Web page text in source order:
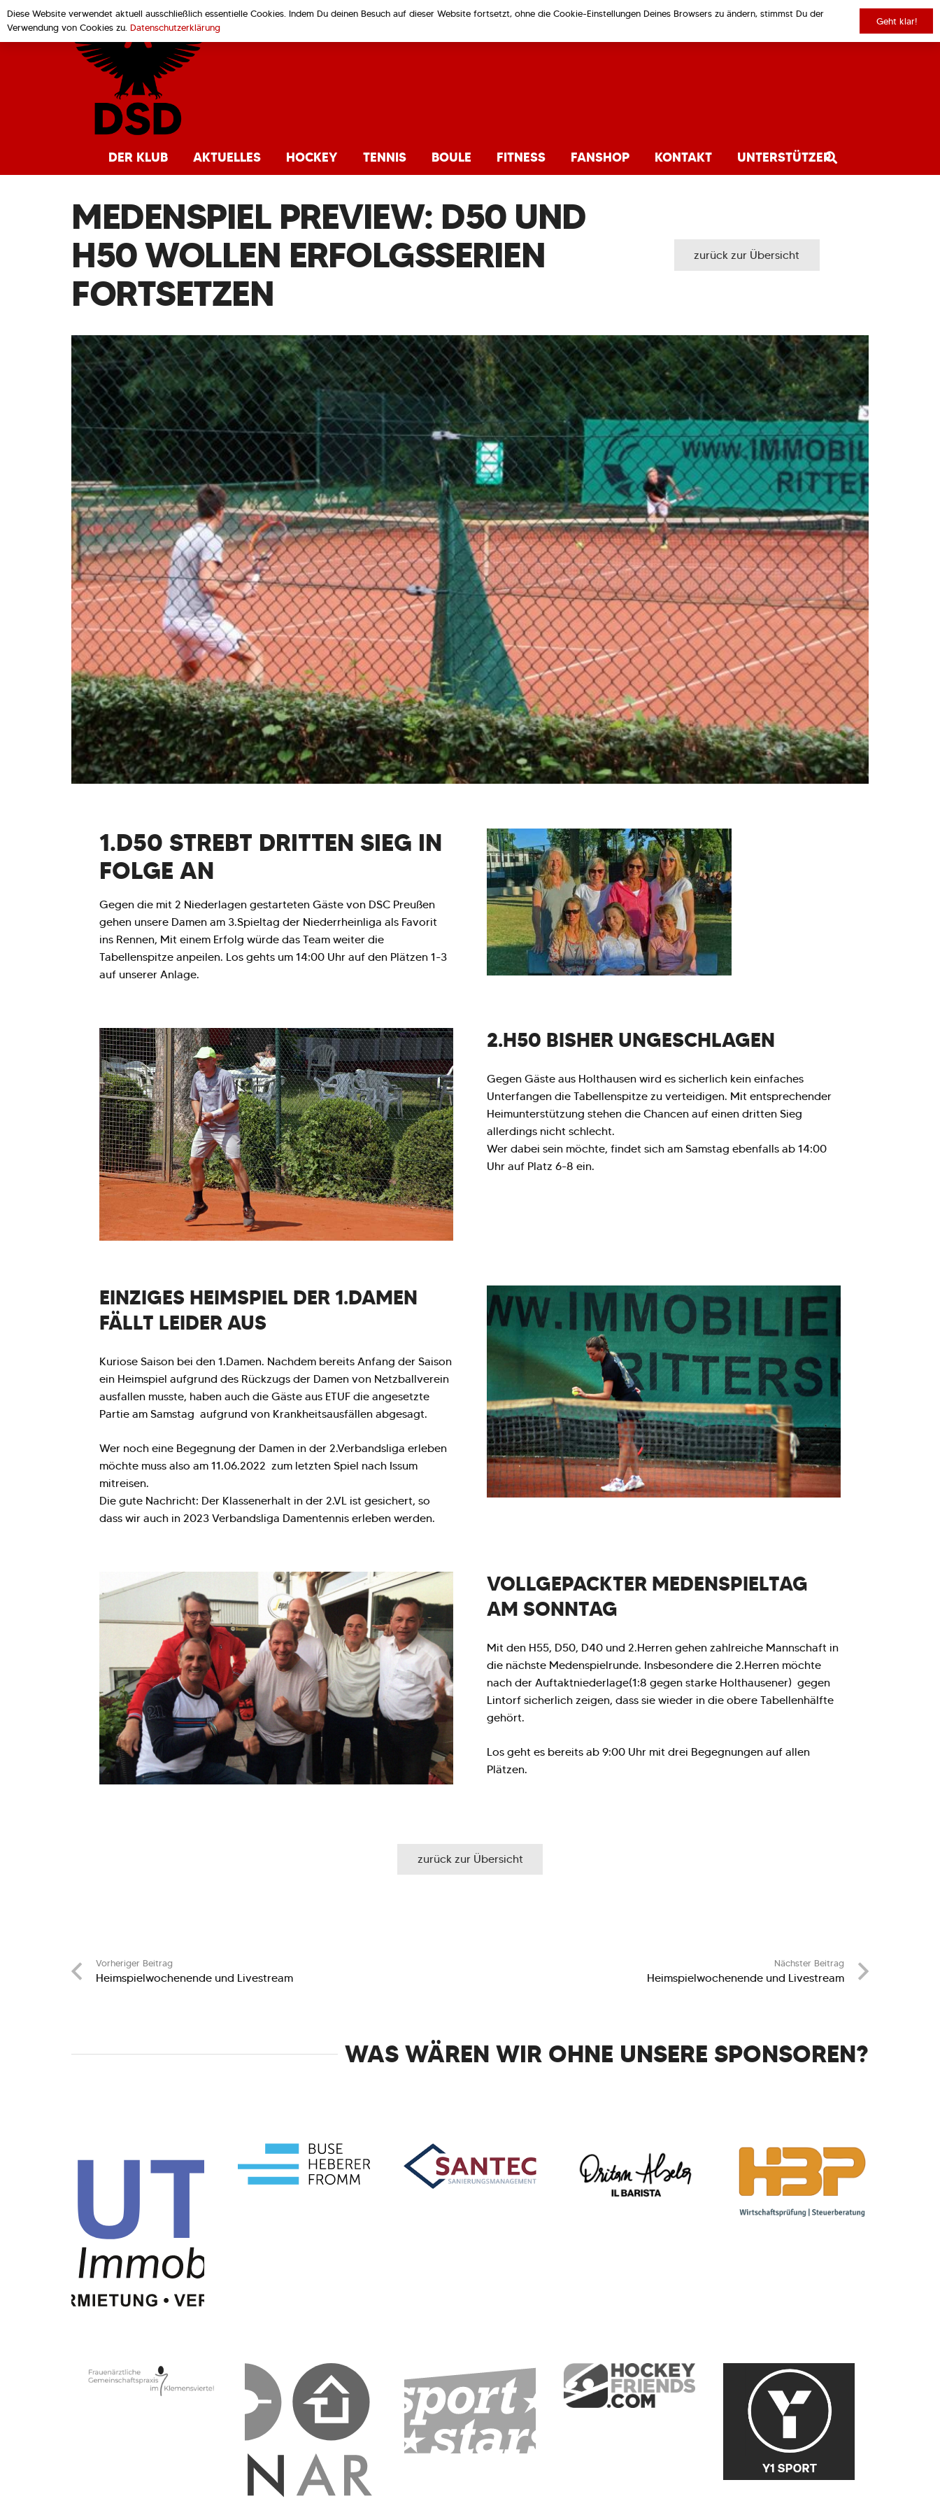
DER KLUB AKTUELLES HOCKEY TENNIS BOULE FITNESS FANSHOP KONTAKT UNTERSTÜTZER
MEDENSPIEL PREVIEW: D50 UND
H50 WOLLEN ERFOLGSSERIEN
FORTSETZEN
zurück zur Übersicht
1.D50 STREBT DRITTEN SIEG IN
FOLGE AN
Gegen die mit 2 Niederlagen gestarteten Gäste von DSC Preußen
gehen unsere Damen am 3.Spieltag der Niederrheinliga als Favorit
ins Rennen, Mit einem Erfolg würde das Team weiter die
Tabellenspitze anpeilen. Los gehts um 14:00 Uhr auf den Plätzen 1-3
auf unserer Anlage.
2.H50 BISHER UNGESCHLAGEN
Gegen Gäste aus Holthausen wird es sicherlich kein einfaches
Unterfangen die Tabellenspitze zu verteidigen. Mit entsprechender
Heimunterstützung stehen die Chancen auf einen dritten Sieg
allerdings nicht schlecht.
Wer dabei sein möchte, findet sich am Samstag ebenfalls ab 14:00
Uhr auf Platz 6-8 ein.
EINZIGES HEIMSPIEL DER 1.DAMEN
FÄLLT LEIDER AUS
Kuriose Saison bei den 1.Damen. Nachdem bereits Anfang der Saison
ein Heimspiel aufgrund des Rückzugs der Damen von Netzballverein
ausfallen musste, haben auch die Gäste aus ETUF die angesetzte
Partie am Samstag aufgrund von Krankheitsausfällen abgesagt.
Wer noch eine Begegnung der Damen in der 2.Verbandsliga erleben
möchte muss also am 11.06.2022 zum letzten Spiel nach Issum
mitreisen.
Die gute Nachricht: Der Klassenerhalt in der 2.VL ist gesichert, so
dass wir auch in 2023 Verbandsliga Damentennis erleben werden.
VOLLGEPACKTER MEDENSPIELTAG
AM SONNTAG
Mit den H55, D50, D40 und 2.Herren gehen zahlreiche Mannschaft in
die nächste Medenspielrunde. Insbesondere die 2.Herren möchte
nach der Auftaktniederlage(1:8 gegen starke Holthausener) gegen
Lintorf sicherlich zeigen, dass sie wieder in die obere Tabellenhälfte
gehört.
Los geht es bereits ab 9:00 Uhr mit drei Begegnungen auf allen
Plätzen.
zurück zur Übersicht
Vorheriger Beitrag
Heimspielwochenende und Livestream
Nächster Beitrag
Heimspielwochenende und Livestream
WAS WÄREN WIR OHNE UNSERE SPONSOREN?
Diese Website verwendet aktuell ausschließlich essentielle Cookies. Indem Du deinen Besuch auf dieser Website fortsetzt, ohne die Cookie-Einstellungen Deines Browsers zu ändern, stimmst Du der
Verwendung von Cookies zu. Datenschutzerklärung
Geht klar!